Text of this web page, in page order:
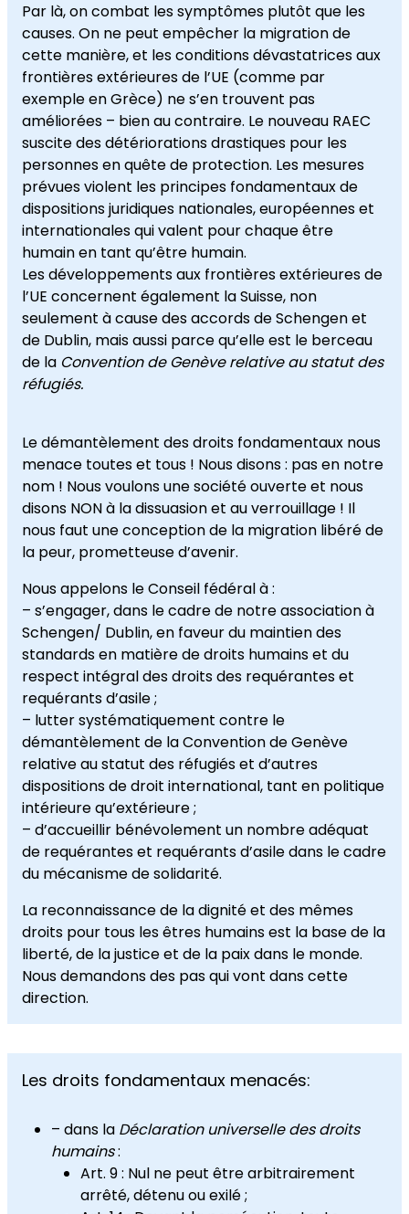
Par là, on combat les symptômes plutôt que les
causes. On ne peut empêcher la migration de
cette manière, et les conditions dévastatrices aux
frontières extérieures de l’UE (comme par
exemple en Grèce) ne s’en trouvent pas
améliorées – bien au contraire. Le nouveau RAEC
suscite des détériorations drastiques pour les
personnes en quête de protection. Les mesures
prévues violent les principes fondamentaux de
dispositions juridiques nationales, européennes et
internationales qui valent pour chaque être
humain en tant qu’être humain.
Les développements aux frontières extérieures de
l’UE concernent également la Suisse, non
seulement à cause des accords de Schengen et
de Dublin, mais aussi parce qu’elle est le berceau
de la Convention de Genève relative au statut des
réfugiés.
Le démantèlement des droits fondamentaux nous
menace toutes et tous ! Nous disons : pas en notre
nom ! Nous voulons une société ouverte et nous
disons NON à la dissuasion et au verrouillage ! Il
nous faut une conception de la migration libéré de
la peur, prometteuse d’avenir.
Nous appelons le Conseil fédéral à :
– s’engager, dans le cadre de notre association à
Schengen/ Dublin, en faveur du maintien des
standards en matière de droits humains et du
respect intégral des droits des requérantes et
requérants d’asile ;
– lutter systématiquement contre le
démantèlement de la Convention de Genève
relative au statut des réfugiés et d’autres
dispositions de droit international, tant en politique
intérieure qu’extérieure ;
– d’accueillir bénévolement un nombre adéquat
de requérantes et requérants d’asile dans le cadre
du mécanisme de solidarité.
La reconnaissance de la dignité et des mêmes
droits pour tous les êtres humains est la base de la
liberté, de la justice et de la paix dans le monde.
Nous demandons des pas qui vont dans cette
direction.
Les droits fondamentaux menacés:
– dans la Déclaration universelle des droits
humains:
Art. 9 : Nul ne peut être arbitrairement
arrêté, détenu ou exilé ;